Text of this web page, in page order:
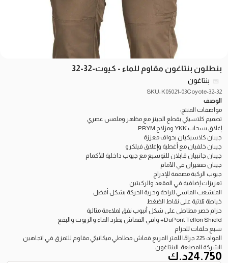
بنطلون بنتاغون مقاوم للماء - كيوت-32-32
بنتاغون
SKU: K05021-03Coyote-32-32
الوصف
مواصفات المنتج:
تصميم كلاسيكي بقطع الجينز مع مظهر وملمس عصري
إغلاق بسحاب YKK ومزلاج PRYM
جيبان كلاسيكيان بحواف معززة
جيبان خلفيان مع أغطية وإغلاق فيلكرو
جيبان جانبيان قابلان للتوسيع مع جيوب داخلية للأكمام
جيبان صغيران في الأمام
جيوب الركبة مصممة للإدراج
تعزيزات إضافية في المقعد والركبتين
المنشعب الماسي للراحة وحرية الحركة بشكل أفضل
خياطة ثلاثية على نقاط الضغط
حزام خصر مطاطي على شكل أنبوب نفق لملاءمة مثالية
DuPont Teflon Shield+ واقي القماش يطرد الماء والزيوت والبقع
سبع حلقات للحزام
المواد: 225 جرامًا للمتر المربع قماش مطاطي ميكانيكي مقاوم للتمزق في اتجاهين
الشركة المصنعة: البنتاغون
24.750د.ك